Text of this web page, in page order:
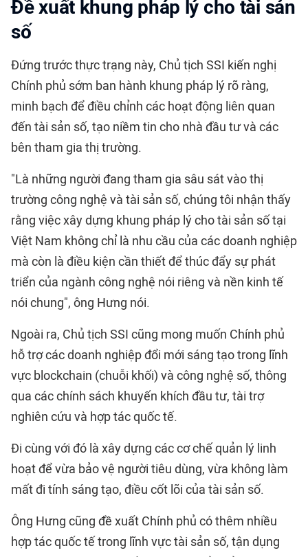
Đề xuất khung pháp lý cho tài sản
số
Đứng trước thực trạng này, Chủ tịch SSI kiến nghị
Chính phủ sớm ban hành khung pháp lý rõ ràng,
minh bạch để điều chỉnh các hoạt động liên quan
đến tài sản số, tạo niềm tin cho nhà đầu tư và các
bên tham gia thị trường.
"Là những người đang tham gia sâu sát vào thị
trường công nghệ và tài sản số, chúng tôi nhận thấy
rằng việc xây dựng khung pháp lý cho tài sản số tại
Việt Nam không chỉ là nhu cầu của các doanh nghiệp
mà còn là điều kiện cần thiết để thúc đẩy sự phát
triển của ngành công nghệ nói riêng và nền kinh tế
nói chung", ông Hưng nói.
Ngoài ra, Chủ tịch SSI cũng mong muốn Chính phủ
hỗ trợ các doanh nghiệp đổi mới sáng tạo trong lĩnh
vực blockchain (chuỗi khối) và công nghệ số, thông
qua các chính sách khuyến khích đầu tư, tài trợ
nghiên cứu và hợp tác quốc tế.
Đi cùng với đó là xây dựng các cơ chế quản lý linh
hoạt để vừa bảo vệ người tiêu dùng, vừa không làm
mất đi tính sáng tạo, điều cốt lõi của tài sản số.
Ông Hưng cũng đề xuất Chính phủ có thêm nhiều
hợp tác quốc tế trong lĩnh vực tài sản số, tận dụng